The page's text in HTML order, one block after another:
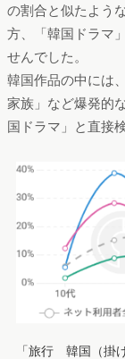
の割合と似たよう
方、「韓国ドラマ
せんでした。
韓国作品の中には
家族」など爆発的
国ドラマ」と直接
「旅行 韓国（掛